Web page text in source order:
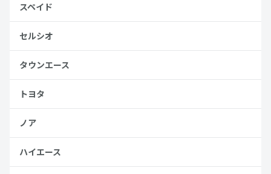
スペイド
セルシオ
タウンエース
トヨタ
ノア
ハイエース